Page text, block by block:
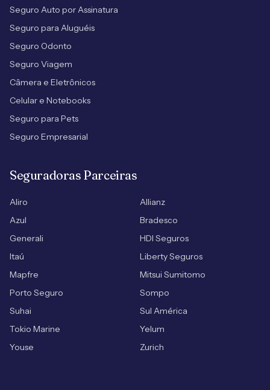
Seguro Auto por Assinatura
Seguro para Aluguéis
Seguro Odonto
Seguro Viagem
Câmera e Eletrônicos
Celular e Notebooks
Seguro para Pets
Seguro Empresarial
Seguradoras Parceiras
Aliro
Allianz
Azul
Bradesco
Generali
HDI Seguros
Itaú
Liberty Seguros
Mapfre
Mitsui Sumitomo
Porto Seguro
Sompo
Suhai
Sul América
Tokio Marine
Yelum
Youse
Zurich